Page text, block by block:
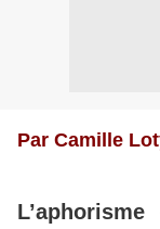
Par Camille